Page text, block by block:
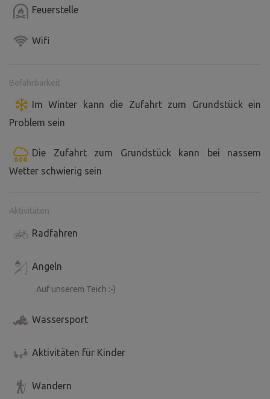
Feuerstelle
Wifi
Befahrbarkeit
Im Winter kann die Zufahrt zum Grundstück ein
Problem sein
Die Zufahrt zum Grundstück kann bei nassem
Wetter schwierig sein
Aktivitäten
Radfahren
Angeln
Auf unserem Teich :-)
Wassersport
Aktivitäten für Kinder
Wandern